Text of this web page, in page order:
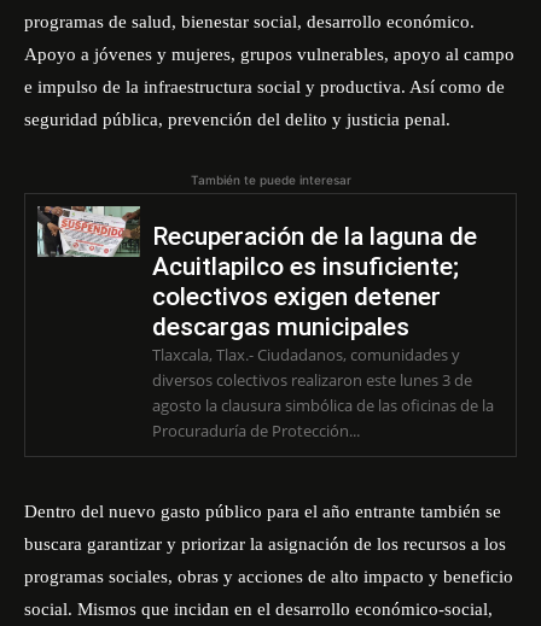
programas de salud, bienestar social, desarrollo económico.
Apoyo a jóvenes y mujeres, grupos vulnerables, apoyo al campo
e impulso de la infraestructura social y productiva. Así como de
seguridad pública, prevención del delito y justicia penal.
También te puede interesar
Recuperación de la laguna de
Acuitlapilco es insuficiente;
colectivos exigen detener
descargas municipales
Tlaxcala, Tlax.- Ciudadanos, comunidades y
diversos colectivos realizaron este lunes 3 de
agosto la clausura simbólica de las oficinas de la
Procuraduría de Protección...
Dentro del nuevo gasto público para el año entrante también se
buscara garantizar y priorizar la asignación de los recursos a los
programas sociales, obras y acciones de alto impacto y beneficio
social. Mismos que incidan en el desarrollo económico-social,